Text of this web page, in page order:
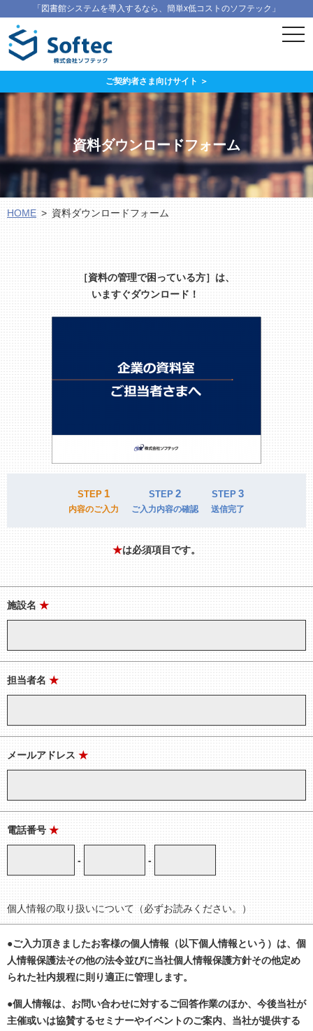
「図書館システムを導入するなら、簡単x低コストのソフテック」
ご契約者さま向けサイト ＞
資料ダウンロードフォーム
HOME 資料ダウンロードフォーム
［資料の管理で困っている方］は、
いますぐダウンロード！
STEP 1
内容のご入力
STEP 2
ご入力内容の確認
STEP 3
送信完了
★は必須項目です。
施設名 ★
担当者名 ★
メールアドレス ★
電話番号 ★
- -
個人情報の取り扱いについて（必ずお読みください。）
●ご入力頂きましたお客様の個人情報（以下個人情報という）は、個
人情報保護法その他の法令並びに当社個人情報保護方針その他定め
られた社内規程に則り適正に管理します。
●個人情報は、お問い合わせに対するご回答作業のほか、今後当社が
主催或いは協賛するセミナーやイベントのご案内、当社が提供する
ス
マ
ン
メ
ニ
ュ
ー